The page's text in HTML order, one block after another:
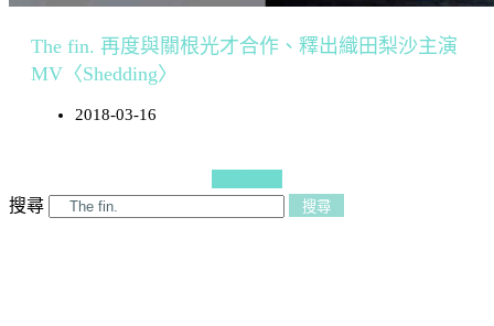
The fin. 再度與關根光才合作、釋出織田梨沙主演
MV〈Shedding〉
2018-03-16
搜尋
搜尋